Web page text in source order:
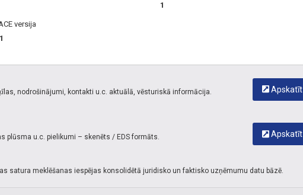
Sausās acs sindroms
Glaukoma
Glaukomas lāzerterapija
Tīklenes lāzerterapija
Intravitreālās injekcijas
Avastin injekcija
1
versija
Apskatīt
nodrošinājumi, kontakti u.c. aktuālā, vēsturiskā informācija.
Apskatīt
plūsma u.c. pielikumi – skenēts / EDS formāts.
satura meklēšanas iespējas konsolidētā juridisko un faktisko uzņēmumu datu bāzē.